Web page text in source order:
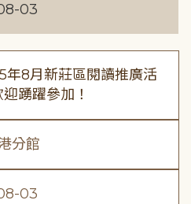
03
年8月新莊區閱讀推廣活
踴躍參加！
分館
03